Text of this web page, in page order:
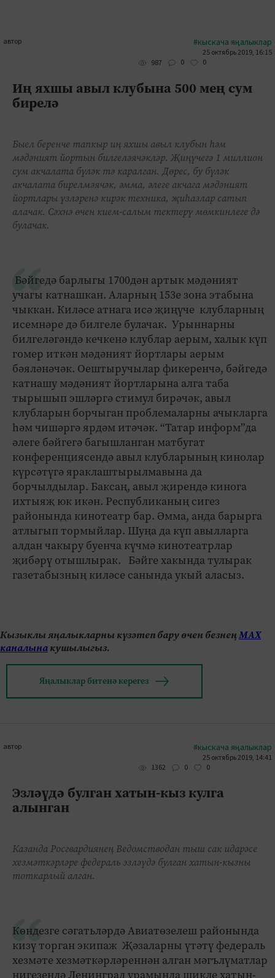
автор #кыскача яңалыклар
25 октябрь 2019, 16:15
987
0 0
Иң яхшы авыл клубына 500 мең сум
бирелә
Быел беренче тапкыр иң яхшы авыл клубын һәм
мәдәният йортын билгеләячәкләр. Җиңүчегә 1 миллион
сум акчалата бүләк тә каралган. Дөрес, бу бүләк
акчалата бирелмәячәк, әмма, әлеге акчага мәдәният
йортлары үзләренә кирәк техника, җиһазлар сатып
алачак. Сәхнә өчен кием-салым тектерү мөмкинлеге дә
булачак.
Бәйгедә барлыгы 1700дән артык мәдәният
учагы катнашкан. Аларның 153е зона этабына
чыккан. Киләсе атнага исә җиңүче клубларның
исемнәре дә билгеле булачак. Урыннарны
билгеләгәндә кечкенә клублар аерым, халык күп
гомер иткән мәдәният йортлары аерым
бәяләнәчәк. Оештыручылар фикеренчә, бәйгедә
катнашу мәдәният йортларына алга таба
тырышып эшләргә стимул бирәчәк, авыл
клубларын борчыган проблемаларны ачыкларга
һәм чишәргә ярдәм итәчәк. “Татар информ”да
әлеге бәйгегә багышланган матбугат
конференциясендә авыл клубларының кинолар
күрсәтүгә яраклаштырылмавына да
борчылдылар. Баксаң, авыл җирендә кинога
ихтыяҗ юк икән. Республиканың сигез
районында кинотеатр бар. Әмма, анда барырга
атлыгып тормыйлар. Шуңа да күп авылларга
алдан чакыру буенча күчмә кинотеатрлар
җибәрү отышлырак. Бәйге хакында тулырак
газетабызның киләсе санында укый аласыз.
Кызыклы яңалыкларны күзәтеп бару өчен безнеңМАХ
каналынакушылыгыз.
Яңалыклар битенә керегез
автор #кыскача яңалыклар
25 октябрь 2019, 14:41
1362
0 0
Эзләүдә булган хатын-кыз кулга
алынган
Казанда Росгвардиянең Ведомстводан тыш сак идарәсе
хезмәткәрләре федераль эзләүдә булган хатын-кызны
тоткарлый алган.
Көндезге сәгатьләрдә Авиатөзелеш районында
кизү торган экипаж Җәзаларны үтәтү федераль
хезмәте хезмәткәрләреннән алган мәгълүматлар